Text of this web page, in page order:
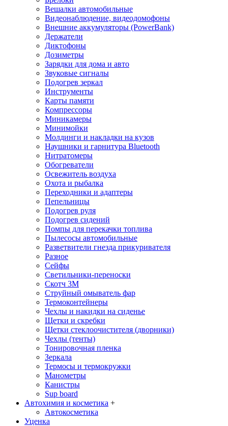
Вешалки автомобильные
Видеонаблюдение, видеодомофоны
Внешние аккумуляторы (PowerBank)
Держатели
Диктофоны
Дозиметры
Зарядки для дома и авто
Звуковые сигналы
Подогрев зеркал
Инструменты
Карты памяти
Компрессоры
Миникамеры
Минимойки
Молдинги и накладки на кузов
Наушники и гарнитура Bluetooth
Нитратомеры
Обогреватели
Освежитель воздуха
Охота и рыбалка
Переходники и адаптеры
Пепельницы
Подогрев руля
Подогрев сидений
Помпы для перекачки топлива
Пылесосы автомобильные
Разветвители гнезда прикуривателя
Разное
Сейфы
Светильники-переноски
Скотч 3М
Струйный омыватель фар
Термоконтейнеры
Чехлы и накидки на сиденье
Щетки и скребки
Щетки стеклоочистителя (дворники)
Чехлы (тенты)
Тонировочная пленка
Зеркалa
Термосы и термокружки
Манометры
Канистры
Sup board
Автохимия и косметика +
Автокосметика
Уценка